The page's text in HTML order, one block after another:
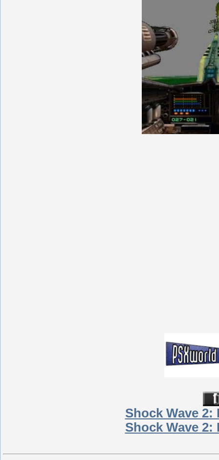
Shock Wave 2:
Shock Wave 2: